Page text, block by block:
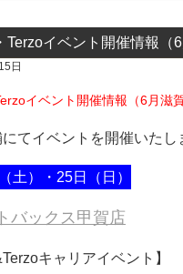
Terzoイベント開催情報（6
日
イベント開催情報（6月滋賀
てイベントを開催いたし
土）・25日（日）
バックス甲賀店
キャリアイベント】